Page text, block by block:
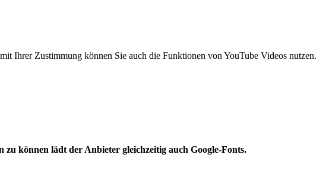
Ihrer Zustimmung können Sie auch die Funktionen von YouTube Videos nutzen.
zu können lädt der Anbieter gleichzeitig auch Google-Fonts.